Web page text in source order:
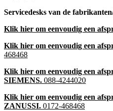
Servicedesks van de
Klik hier om eenvoudig een
Klik hier om eenvoudig een
468468
Klik hier om eenvoudig een
SIEMENS. 088-4244020
Klik hier om eenvoudig een
ZANUSSI. 0172-468468